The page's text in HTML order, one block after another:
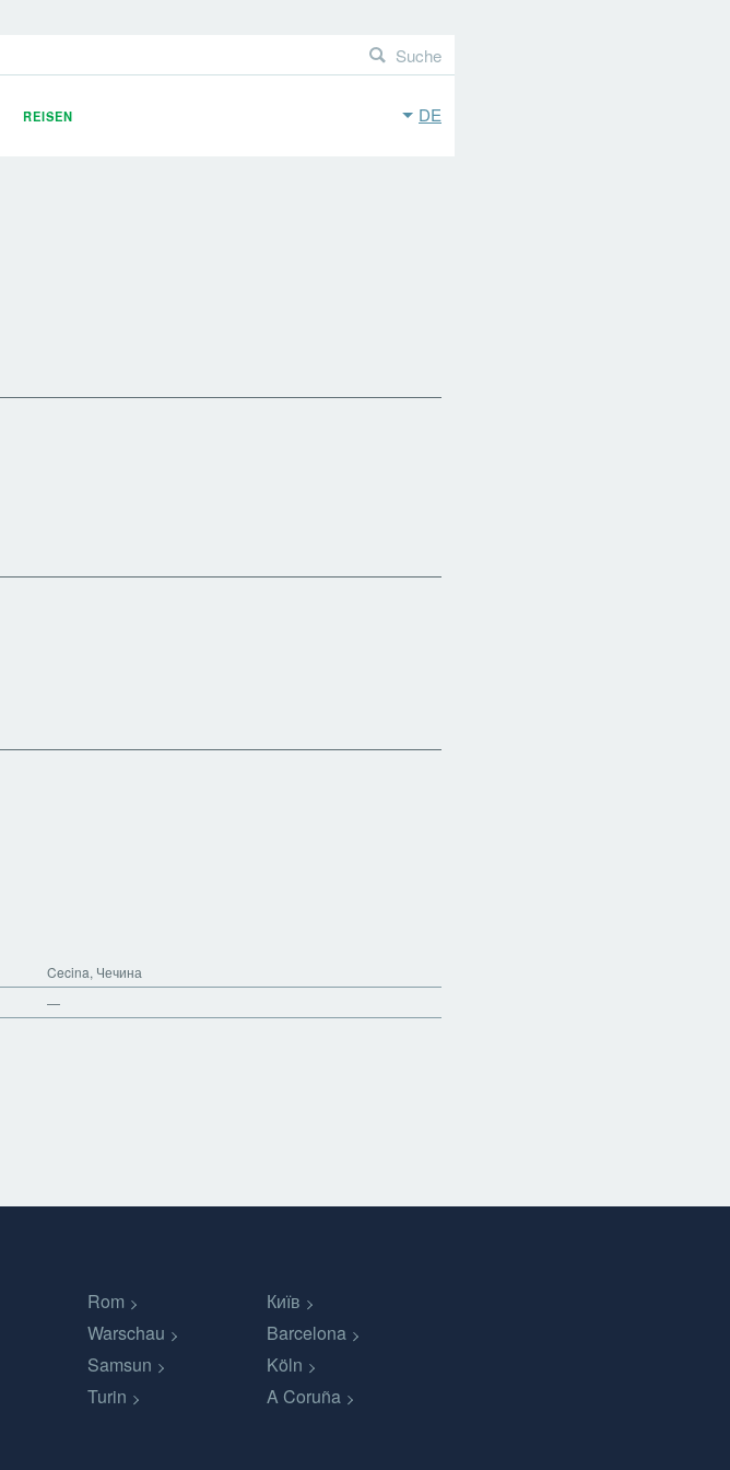
DE
REISEN
Suche
Cecina, Чечина
—
Rom
Київ
Warschau
Barcelona
Samsun
Köln
Turin A Coruña